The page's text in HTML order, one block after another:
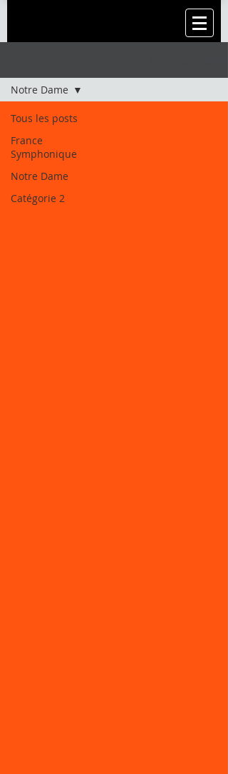
Tous les posts
France
Symphonique
Notre Dame
Catégorie 2
Notre Dame